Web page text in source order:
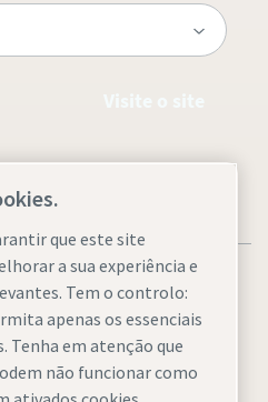
Gerir cookiesAcessibilidade
que este site
a sua experiência e
Tem o controlo:
apenas os essenciais
Tenha em atenção que
não funcionar como